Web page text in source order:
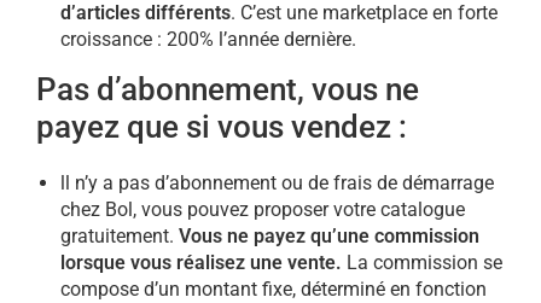
d’articles différents. C’est une marketplace en forte
croissance : 200% l’année dernière.
Pas d’abonnement, vous ne
payez que si vous vendez :
ll n’y a pas d’abonnement ou de frais de démarrage
chez Bol, vous pouvez proposer votre catalogue
gratuitement. Vous ne payez qu’une commission
lorsque vous réalisez une vente. La commission se
compose d’un montant fixe, déterminé en fonction